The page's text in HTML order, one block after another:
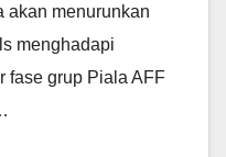
akan menurunkan
menghadapi
fase grup Piala AFF